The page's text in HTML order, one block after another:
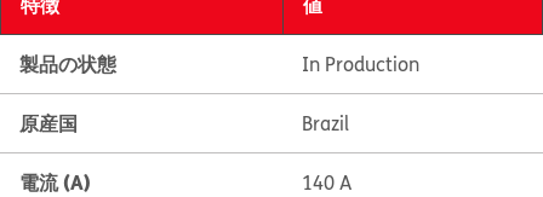
製品の状態 In Production
原産国 Brazil
電流 (A) 140 A